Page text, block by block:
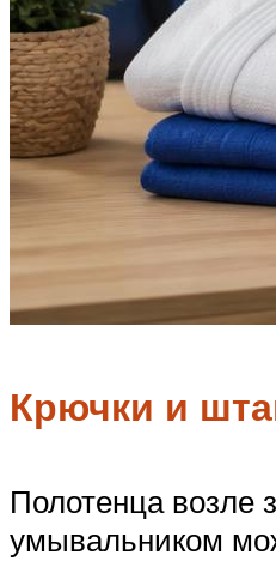
Крючки и
Полотенца возле
умывальником